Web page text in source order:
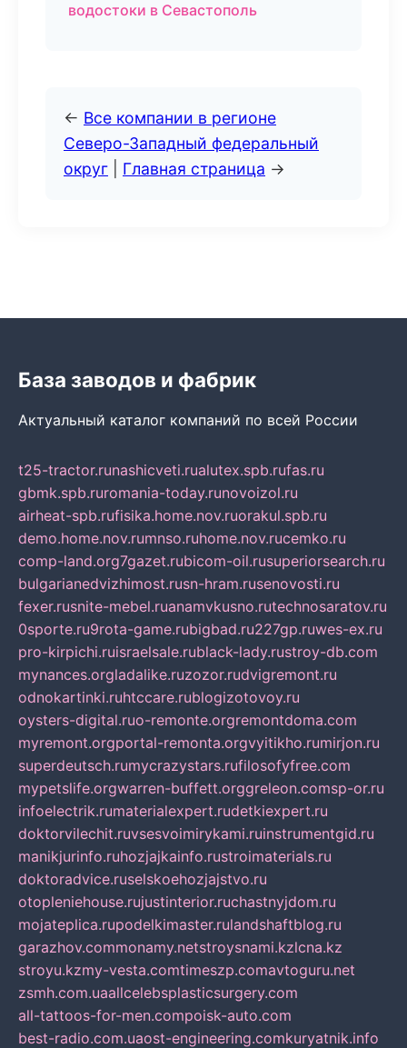
водостоки в Севастополь
← Все компании в регионе
Северо-Западный федеральный
округ
Главная страница →
База заводов и фабрик
Актуальный каталог компаний по всей России
t25-tractor.runashicveti.rualutex.spb.rufas.ru
gbmk.spb.ruromania-today.runovoizol.ru
airheat-spb.rufisika.home.nov.ruorakul.spb.ru
demo.home.nov.rumnso.ruhome.nov.rucemko.ru
comp-land.org7gazet.rubicom-oil.rusuperiorsearch.ru
bulgarianedvizhimost.rusn-hram.rusenovosti.ru
fexer.rusnite-mebel.ruanamvkusno.rutechnosaratov.ru
0sporte.ru9rota-game.rubigbad.ru227gp.ruwes-ex.ru
pro-kirpichi.ruisraelsale.rublack-lady.rustroy-db.com
mynances.orgladalike.ruzozor.rudvigremont.ru
odnokartinki.ruhtccare.rublogizotovoy.ru
oysters-digital.ruo-remonte.orgremontdoma.com
myremont.orgportal-remonta.orgvyitikho.rumirjon.ru
superdeutsch.rumycrazystars.rufilosofyfree.com
mypetslife.orgwarren-buffett.orggreleon.comsp-or.ru
infoelectrik.rumaterialexpert.rudetkiexpert.ru
doktorvilechit.ruvsesvoimirykami.ruinstrumentgid.ru
manikjurinfo.ruhozjajkainfo.rustroimaterials.ru
doktoradvice.ruselskoehozjajstvo.ru
otopleniehouse.rujustinterior.ruchastnyjdom.ru
mojateplica.rupodelkimaster.rulandshaftblog.ru
garazhov.commonamy.netstroysnami.kzlcna.kz
stroyu.kzmy-vesta.comtimeszp.comavtoguru.net
zsmh.com.uaallcelebsplasticsurgery.com
all-tattoos-for-men.compoisk-auto.com
best-radio.com.uaost-engineering.comkuryatnik.info